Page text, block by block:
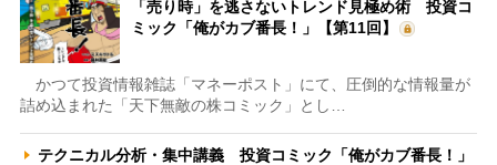
「売り時」を逃さないトレンド見極め術 投資コ
ミック「俺がカブ番長！」【第11回】
かつて投資情報雑誌「マネーポスト」にて、圧倒的な情報量が
詰め込まれた「天下無敵の株コミック」とし…
テクニカル分析・集中講義 投資コミック「俺がカブ番長！」